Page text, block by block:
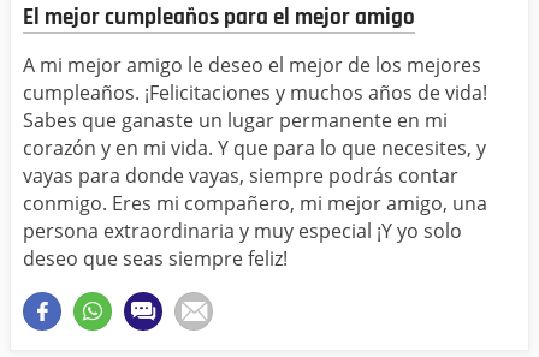
El mejor cumpleaños para el mejor amigo
A mi mejor amigo le deseo el mejor de los mejores
cumpleaños. ¡Felicitaciones y muchos años de vida!
Sabes que ganaste un lugar permanente en mi
corazón y en mi vida. Y que para lo que necesites, y
vayas para donde vayas, siempre podrás contar
conmigo. Eres mi compañero, mi mejor amigo, una
persona extraordinaria y muy especial ¡Y yo solo
deseo que seas siempre feliz!